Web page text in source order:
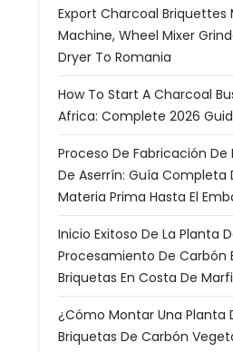
Export Charcoal Briquettes
Machine, Wheel Mixer
Dryer To Romania
How To Start A Charcoal
Africa: Complete 2026
Proceso De Fabricación De
De Aserrín: Guía Completa
Materia Prima Hasta El
Inicio Exitoso De La Planta
Procesamiento De Carbón
Briquetas En Costa De
¿Cómo Montar Una Planta
Briquetas De Carbón